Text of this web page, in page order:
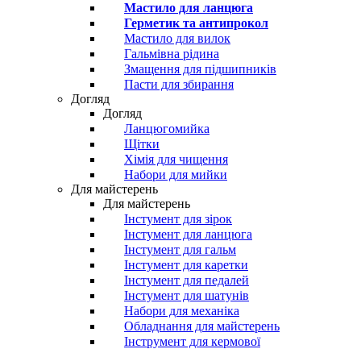
Мастило для ланцюга
Герметик та антипрокол
Мастило для вилок
Гальмівна рідина
Змащення для підшипників
Пасти для збирання
Догляд
Догляд
Ланцюгомийка
Щітки
Хімія для чищення
Набори для мийки
Для майстерень
Для майстерень
Інстумент для зірок
Інстумент для ланцюга
Інстумент для гальм
Інстумент для каретки
Інстумент для педалей
Інстумент для шатунів
Набори для механіка
Обладнання для майстерень
Інструмент для кермової